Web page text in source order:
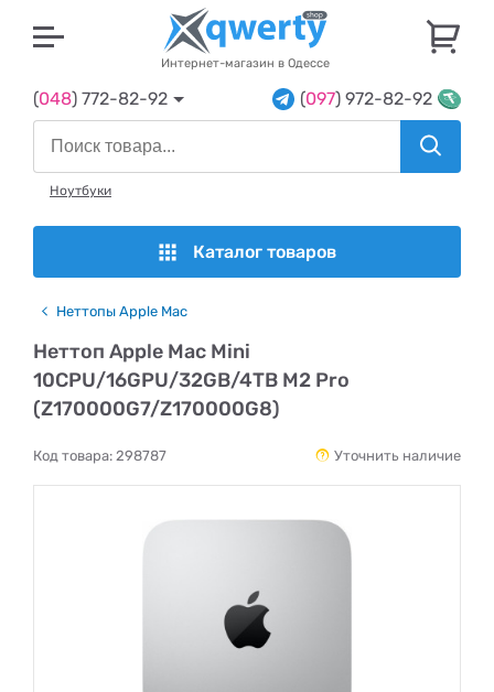
Интернет-магазин в Одессе
(048) 772-82-92 (097) 972-82-92
Ноутбуки
Каталог товаров
Неттопы Apple Mac
Неттоп Apple Mac Mini
10CPU/16GPU/32GB/4TB M2 Pro
(Z170000G7/Z170000G8)
Код товара: 298787 Уточнить наличие